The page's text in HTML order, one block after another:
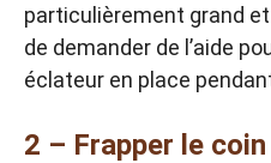
particulièrement grand
de demander de l’aide
éclateur en place
2 – Frapper le